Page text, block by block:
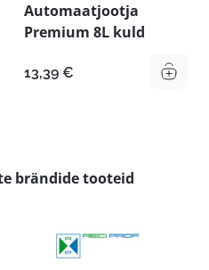
Automaatjootja
Premium 8L kuld
13,39 €
brändide tooteid